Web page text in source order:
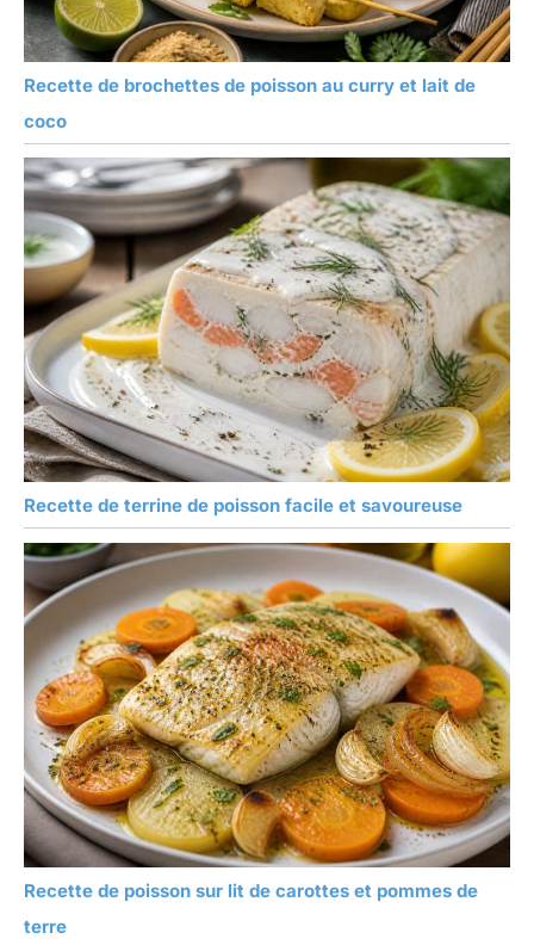
Recette de brochettes de poisson au curry et lait de
coco
Recette de terrine de poisson facile et savoureuse
Recette de poisson sur lit de carottes et pommes de
terre